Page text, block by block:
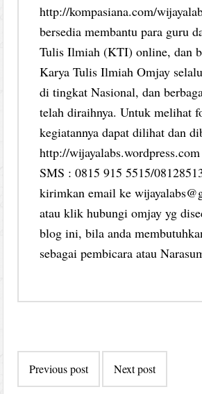
http://kompasiana.com/
bersedia membantu para guru
Tulis Ilmiah (KTI) online, dan
Karya Tulis Ilmiah Omjay
di tingkat Nasional, dan
telah diraihnya. Untuk melihat
kegiatannya dapat dilihat dan
http://
SMS : 0815 915 5515/
kirimkan email ke
atau klik hubungi omjay yg
blog ini, bila anda
sebagai pembicara atau
navigation
Previous post Next post